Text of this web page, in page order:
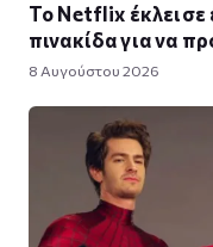
Το Netflix έκλεισε
πινακίδα για να
8 Αυγούστου 2026